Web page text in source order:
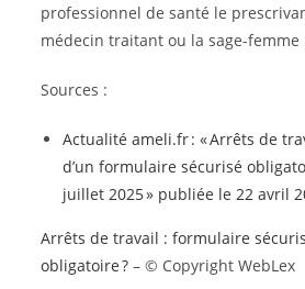
professionnel de santé le
médecin traitant ou la sage-femme
Sources :
Actualité ameli.fr : « Arrêts de
d’un formulaire sécurisé
juillet 2025 » publiée le 22 avril
Arrêts de travail : formulaire
obligatoire ?– © Copyright WebLex